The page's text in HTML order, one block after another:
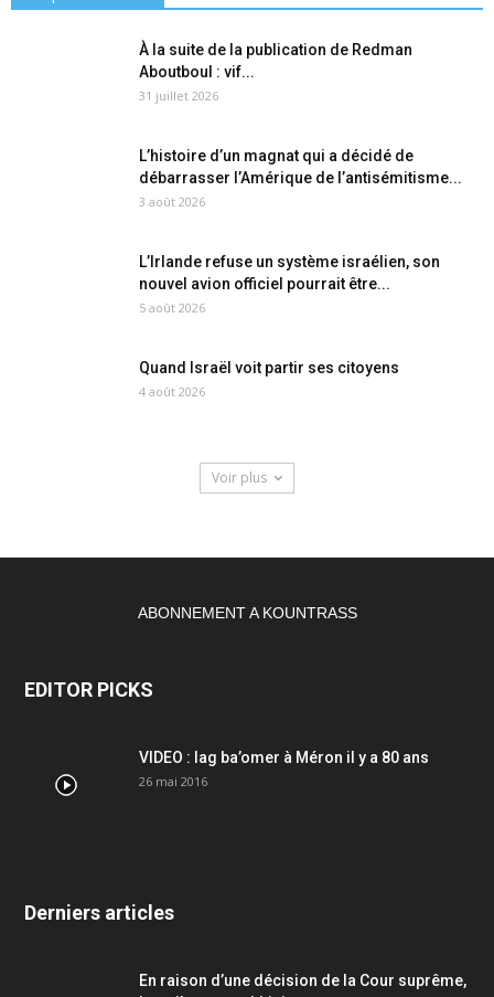
À la suite de la publication de Redman
Aboutboul : vif...
31 juillet 2026
L’histoire d’un magnat qui a décidé de
débarrasser l’Amérique de l’antisémitisme...
3 août 2026
L’Irlande refuse un système israélien, son
nouvel avion officiel pourrait être...
5 août 2026
Quand Israël voit partir ses citoyens
4 août 2026
Voir plus
ABONNEMENT A KOUNTRASS
EDITOR PICKS
VIDEO : lag ba’omer à Méron il y a 80 ans
26 mai 2016
Derniers articles
En raison d’une décision de la Cour suprême,